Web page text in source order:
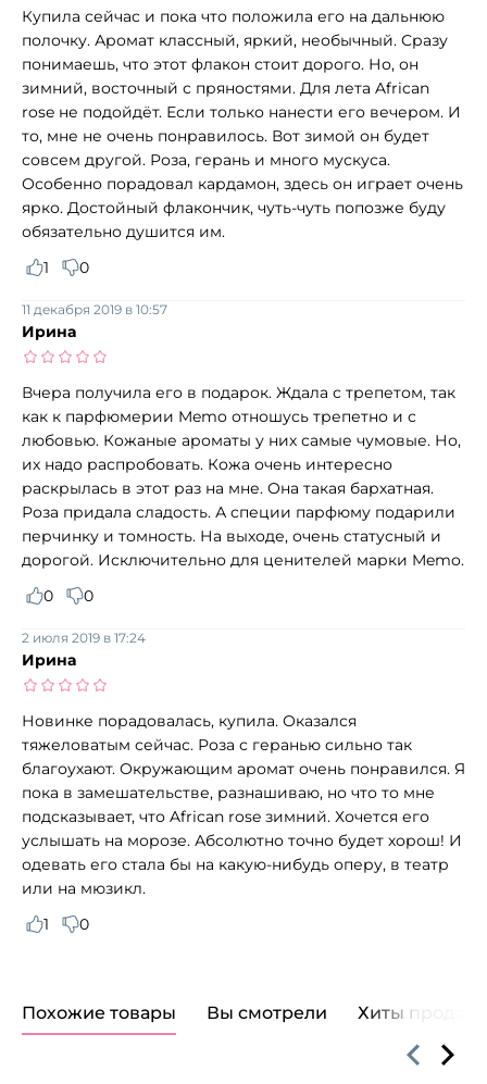
Купила сейчас и пока что положила его на дальнюю
полочку. Аромат классный, яркий, необычный. Сразу
понимаешь, что этот флакон стоит дорого. Но, он
зимний, восточный с пряностями. Для лета African
rose не подойдёт. Если только нанести его вечером. И
то, мне не очень понравилось. Вот зимой он будет
совсем другой. Роза, герань и много мускуса.
Особенно порадовал кардамон, здесь он играет очень
ярко. Достойный флакончик, чуть-чуть попозже буду
обязательно душится им.
1
0
Ирина
11 декабря 2019 в 10:57
Вчера получила его в подарок. Ждала с трепетом, так
как к парфюмерии Memo отношусь трепетно и с
любовью. Кожаные ароматы у них самые чумовые. Но,
их надо распробовать. Кожа очень интересно
раскрылась в этот раз на мне. Она такая бархатная.
Роза придала сладость. А специи парфюму подарили
перчинку и томность. На выходе, очень статусный и
дорогой. Исключительно для ценителей марки Memo.
0
0
Ирина
2 июля 2019 в 17:24
Новинке порадовалась, купила. Оказался
тяжеловатым сейчас. Роза с геранью сильно так
благоухают. Окружающим аромат очень понравился. Я
пока в замешательстве, разнашиваю, но что то мне
подсказывает, что African rose зимний. Хочется его
услышать на морозе. Абсолютно точно будет хорош! И
одевать его стала бы на какую-нибудь оперу, в театр
или на мюзикл.
1
0
Похожие товары Вы смотрели Хиты продаж